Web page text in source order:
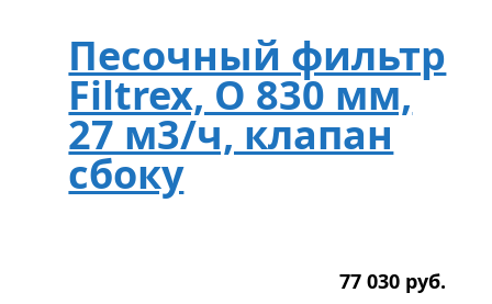
Песочный фильтр
Filtrex, O 830 мм,
27 м3/ч, клапан
сбоку
77 030 руб.